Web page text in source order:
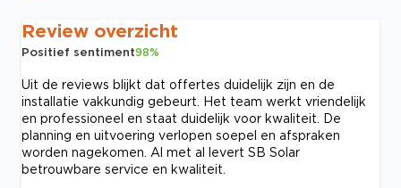
Review overzicht
Positief sentiment98%
Uit de reviews blijkt dat offertes duidelijk zijn en de
installatie vakkundig gebeurt. Het team werkt vriendelijk
en professioneel en staat duidelijk voor kwaliteit. De
planning en uitvoering verlopen soepel en afspraken
worden nagekomen. Al met al levert SB Solar
betrouwbare service en kwaliteit.